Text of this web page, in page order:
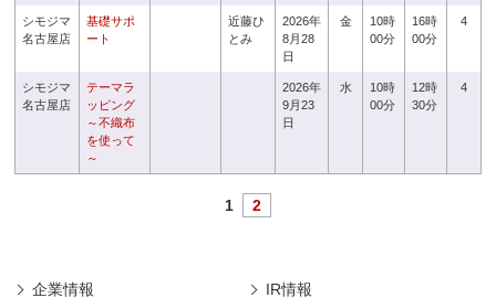
シモジマ
名古屋店
基礎サポ
ート
近藤ひ
とみ
2026年
8月28
日
金
10時
00分
16時
00分
4
シモジマ
名古屋店
テーマラ
ッピング
～不織布
を使って
～
2026年
9月23
日
水
10時
00分
12時
30分
4
1 2
企業情報 IR情報